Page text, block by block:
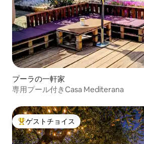
プーラの一軒家
専用プール付きCasa Mediterana
大好評のゲストチョイスです。
ゲストチョイス